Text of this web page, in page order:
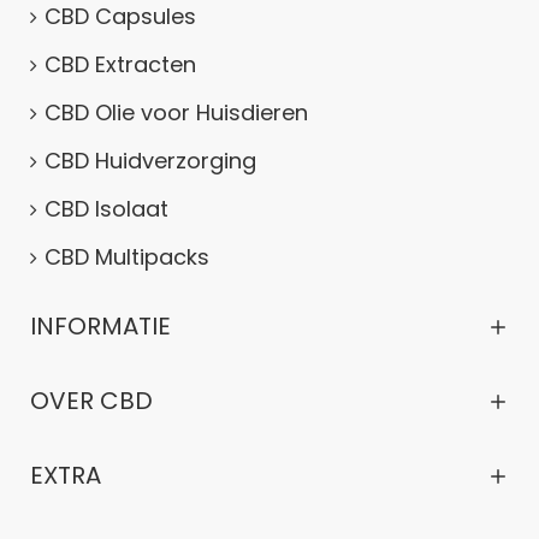
CBD Capsules
CBD Extracten
CBD Olie voor Huisdieren
CBD Huidverzorging
CBD Isolaat
CBD Multipacks
INFORMATIE
OVER CBD
EXTRA